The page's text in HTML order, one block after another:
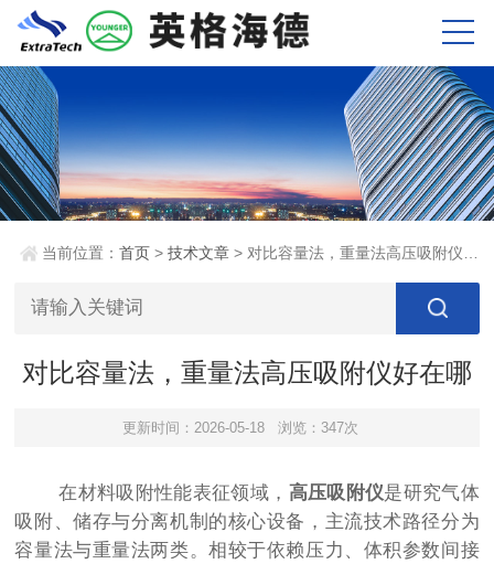
当前位置：首页 >技术文章 > 对比容量法，重量法高压吸附仪好在哪
对比容量法，重量法高压吸附仪好在哪
更新时间：2026-05-18 浏览：347次
在材料吸附性能表征领域， 高压吸附仪是研究气体
吸附、储存与分离机制的核心设备，主流技术路径分为
容量法与重量法两类。相较于依赖压力、体积参数间接